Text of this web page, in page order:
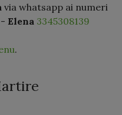
via whatsapp ai numeri
- Elena 3345308139
.